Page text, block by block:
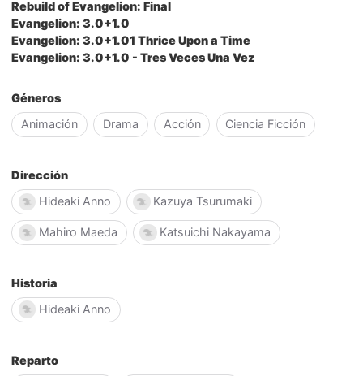
Rebuild of Evangelion: Final
Evangelion: 3.0+1.0
Evangelion: 3.0+1.01 Thrice Upon a Time
Evangelion: 3.0+1.0 - Tres Veces Una Vez
Géneros
Animación
Drama Acción Ciencia Ficción
Dirección
Hideaki Anno
Kazuya Tsurumaki
Mahiro Maeda Katsuichi Nakayama
Historia
Hideaki Anno
Reparto